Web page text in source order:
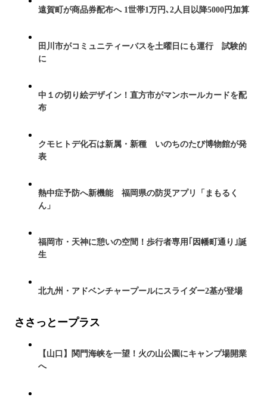
遠賀町が商品券配布へ 1世帯1万円､2人目以降5000円加算
田川市がコミュニティーバスを土曜日にも運行 試験的
に
中１の切り絵デザイン！直方市がマンホールカードを配
布
クモヒトデ化石は新属・新種 いのちのたび博物館が発
表
熱中症予防へ新機能 福岡県の防災アプリ「まもるく
ん」
福岡市・天神に憩いの空間！歩行者専用｢因幡町通り｣誕
生
北九州・アドベンチャープールにスライダー2基が登場
ささっとープラス
【山口】関門海峡を一望！火の山公園にキャンプ場開業
へ